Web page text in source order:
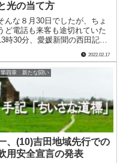
光の当て方
んな８月30日でしたが、ちょ
ど電話も来客も途切れていた
時30分、愛媛新聞の西田記者
１カ月の記事を紙面に掲載した
と、前日にアポ取りの電話を
れていたのです。 実際の紙
面の詳細はよく覚えていません
、県内の.....
2022.02.17
第四章 新たな闘い
、(10)吉田地域先行での
用安全宣言の発表